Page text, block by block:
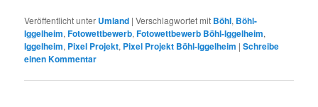
Veröffentlicht unter Umland |Verschlagwortet mit Böhl, Böhl-
Iggelheim,Fotowettbewerb,Fotowettbewerb Böhl-Iggelheim,
Iggelheim, Pixel Projekt, Pixel Projekt Böhl-Iggelheim |Schreibe
einen Kommentar